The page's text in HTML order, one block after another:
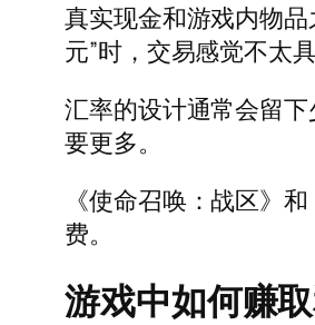
真实现金和游戏内物
元”时，交易感觉不太
汇率的设计通常会留下
要更多。
《使命召唤：战区》
费。
游戏中如何赚